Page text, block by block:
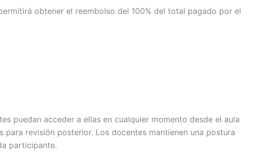
obtener el reembolso del 100% del total pagado por el
puedan acceder a ellas en cualquier momento desde el aula
revisión posterior. Los docentes mantienen una postura
participante.